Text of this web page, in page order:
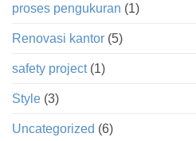
proses pengukuran (1)
Renovasi kantor (5)
safety project(1)
Style (3)
Uncategorized (6)